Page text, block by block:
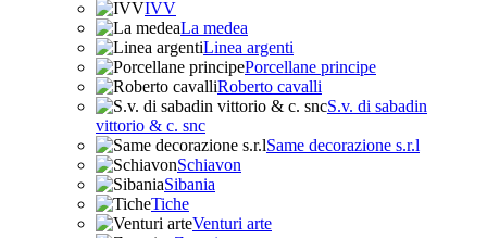
IVV
La medea
Linea argenti
Porcellane principe
Roberto cavalli
S.v. di sabadin
vittorio & c. snc
Same decorazione s.r.l
Schiavon
Sibania
Tiche
Venturi arte